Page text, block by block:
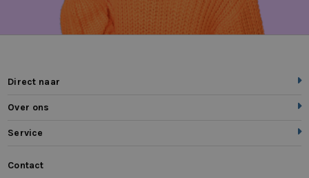
vervolgbotsing preventie
voorstoelen in hoogte verstelbaar
Direct naar
Over ons
Service
Contact